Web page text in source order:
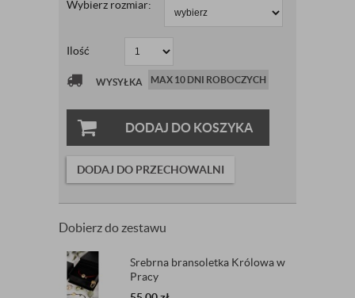
Wybierz rozmiar:
Ilość
WYSYŁKA MAX 10 DNI ROBOCZYCH
DODAJ DO KOSZYKA
DODAJ DO PRZECHOWALNI
Dobierz do zestawu
Srebrna bransoletka Królowa w
Pracy